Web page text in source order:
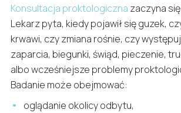
Konsultacja proktologiczna zaczyna
Lekarz pyta, kiedy pojawił się guzek,
krwawi, czy zmiana rośnie, czy
zaparcia, biegunki, świąd, pieczenie,
albo wcześniejsze problemy
Badanie może obejmować:
oglądanie okolicy odbytu,